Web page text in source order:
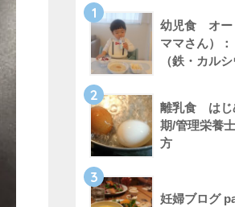
1
幼児食 オー
ママさん）
（鉄・カル
2
離乳食 はじ
期/管理栄養
方
3
妊婦ブログ